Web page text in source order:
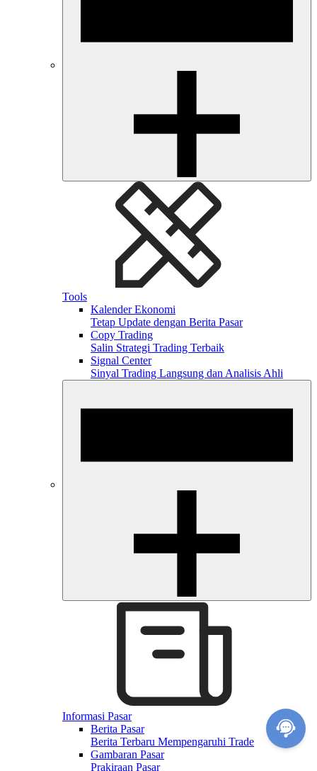
Tools
Kalender Ekonomi
Tetap Update dengan Berita Pasar
Copy Trading
Salin Strategi Trading Terbaik
Signal Center
Sinyal Trading Langsung dan Analisis Ahli
Informasi Pasar
Berita Pasar
Berita Terbaru Mempengaruhi Trade
Gambaran Pasar
Prakiraan Pasar